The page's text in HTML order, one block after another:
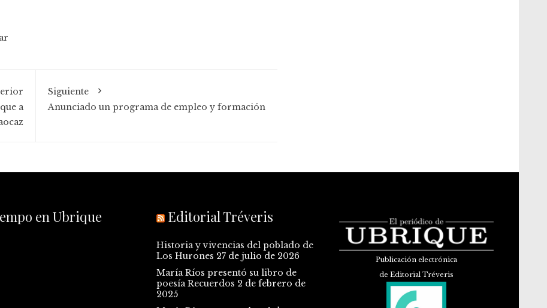
a
Siguiente
Anunciado un programa de empleo y formación
en Ubrique Editorial Tréveris
Historia y vivencias del poblado de
Los Hurones 27 de julio de 2026
María Ríos presentó su libro de
poesía Recuerdos 2 de febrero de
2025
Publicación electrónica
de Editorial Tréveris